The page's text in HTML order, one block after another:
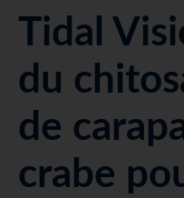
Tidal
du
de
crabe